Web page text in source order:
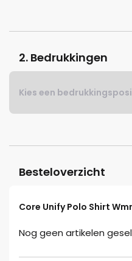
2. Bedrukkingen
Kies een
Besteloverzicht
Core Unify Polo Shirt
Nog geen artikelen